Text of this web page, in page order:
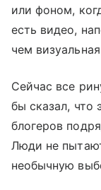
или фоном,
есть видео,
чем
Сейчас все
бы сказал, что
блогеров
Люди не
необычную